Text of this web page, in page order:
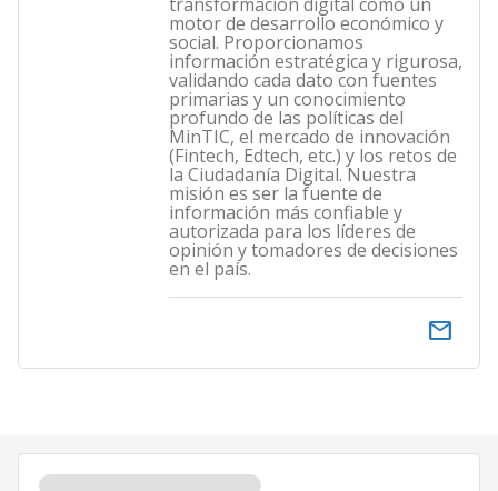
motor de desarrollo económico y
social. Proporcionamos
información estratégica y rigurosa,
validando cada dato con fuentes
primarias y un conocimiento
profundo de las políticas del
MinTIC, el mercado de innovación
(Fintech, Edtech, etc.) y los retos de
la Ciudadanía Digital. Nuestra
misión es ser la fuente de
información más confiable y
autorizada para los líderes de
opinión y tomadores de decisiones
en el país.
email